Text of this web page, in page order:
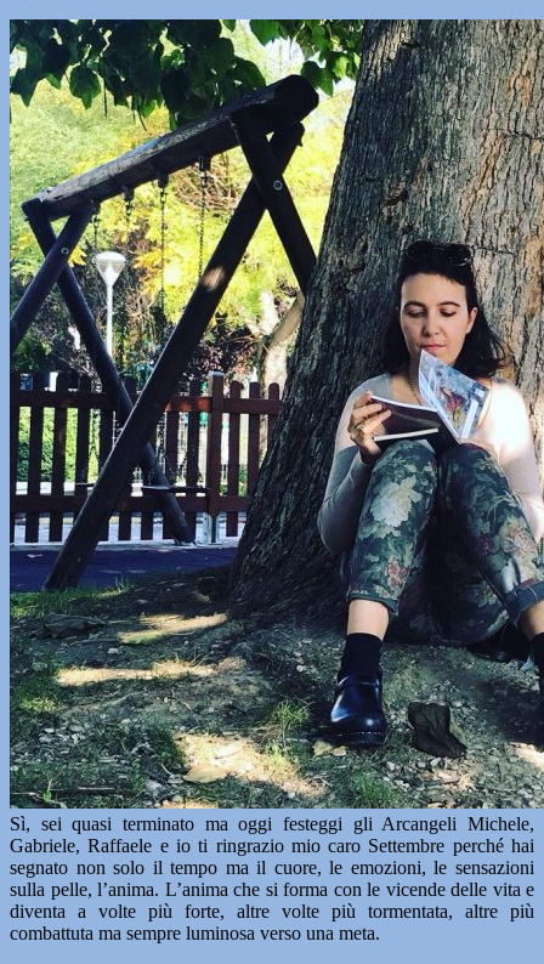
Sì, sei quasi terminato ma oggi festeggi gli Arcangeli Michele,
Gabriele, Raffaele e io ti ringrazio mio caro Settembre perché hai
segnato non solo il tempo ma il cuore, le emozioni, le sensazioni
sulla pelle, l’anima. L’anima che si forma con le vicende delle vita e
diventa a volte più forte, altre volte più tormentata, altre più
combattuta ma sempre luminosa verso una meta.